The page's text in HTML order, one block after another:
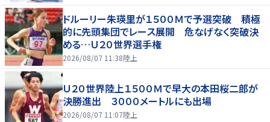
ドルーリー朱瑛里が１５００Ｍで予選突破 積極
的に先頭集団でレース展開 危なげなく突破決
める…Ｕ２０世界選手権
2026/08/07 11:38陸上
Ｕ２０世界陸上１５００Ｍで早大の本田桜二郎が
決勝進出 ３０００メートルにも出場
2026/08/07 11:07陸上